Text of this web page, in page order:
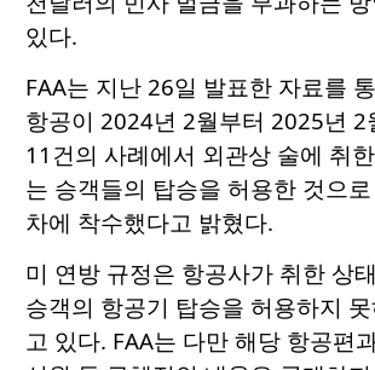
있다.
FAA는 지난 26일 발표한 자료를
항공이 2024년 2월부터 2025년 2
11건의 사례에서 외관상 술에 취
는 승객들의 탑승을 허용한 것으
차에 착수했다고 밝혔다.
미 연방 규정은 항공사가 취한 상
승객의 항공기 탑승을 허용하지
고 있다. FAA는 다만 해당 항공편